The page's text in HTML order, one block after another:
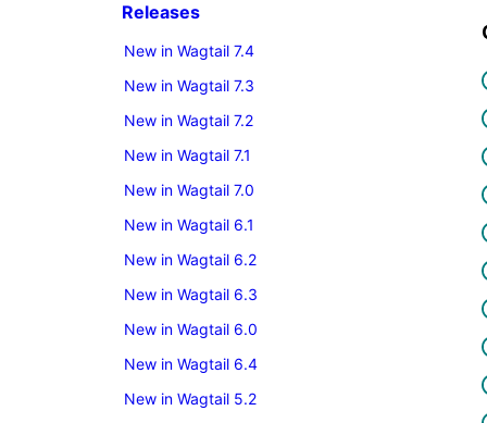
Releases
New in Wagtail 7.4
New in Wagtail 7.3
New in Wagtail 7.2
New in Wagtail 7.1
New in Wagtail 7.0
New in Wagtail 6.1
New in Wagtail 6.2
New in Wagtail 6.3
New in Wagtail 6.0
New in Wagtail 6.4
New in Wagtail 5.2